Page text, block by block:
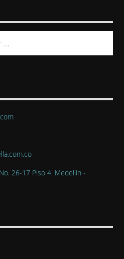
26-17 Piso 4. Medellín -